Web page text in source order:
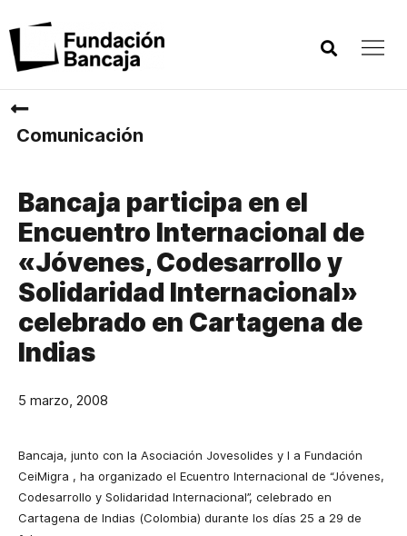
Comunicación
Bancaja participa en el
Encuentro Internacional de
«Jóvenes, Codesarrollo y
Solidaridad Internacional»
celebrado en Cartagena de
Indias
5 marzo, 2008
Bancaja, junto con la Asociación Jovesolides y l a Fundación
CeiMigra , ha organizado el Ecuentro Internacional de “Jóvenes,
Codesarrollo y Solidaridad Internacional”, celebrado en
Cartagena de Indias (Colombia) durante los días 25 a 29 de